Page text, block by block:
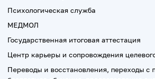
Психологическая служба
МЕДМОЛ
Государственная итоговая аттестация
Центр карьеры и сопровождения
Переводы и восстановления, переходы с